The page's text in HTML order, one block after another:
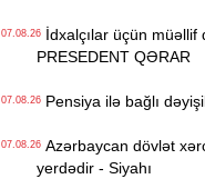
07.08.26İdxalçılar üçün müəllif
PRESEDENT QƏRAR
07.08.26Pensiya ilə bağlı
07.08.26Azərbaycan dövlət
yerdədir - Siyahı